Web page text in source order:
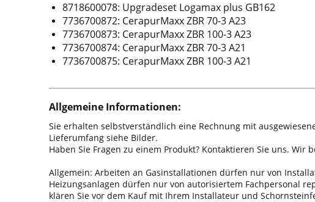
8718600078: Upgradeset Logamax plus GB162
7736700872: CerapurMaxx ZBR 70-3 A23
7736700873: CerapurMaxx ZBR 100-3 A23
7736700874: CerapurMaxx ZBR 70-3 A21
7736700875: CerapurMaxx ZBR 100-3 A21
Allgemeine Informationen:
Sie erhalten selbstverständlich eine Rechnung mit
Lieferumfang siehe Bilder.
Haben Sie Fragen zu einem Produkt? Kontaktieren Sie uns. Wir
Allgemein: Arbeiten an Gasinstallationen dürfen nur von
Heizungsanlagen dürfen nur von autorisiertem Fachpersonal
klären Sie vor dem Kauf mit Ihrem Installateur und